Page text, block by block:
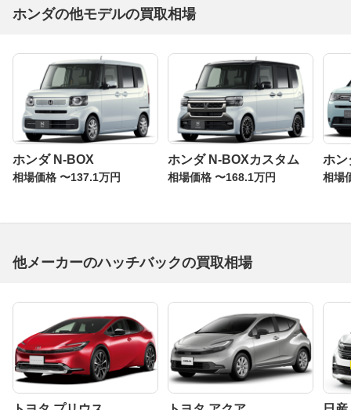
ホンダの他モデルの買取相場
ホンダ N-BOX
相場価格 〜137.1万円
ホンダ N-BOXカスタム
相場価格 〜168.1万円
ホン
相場
他メーカーのハッチバックの買取相場